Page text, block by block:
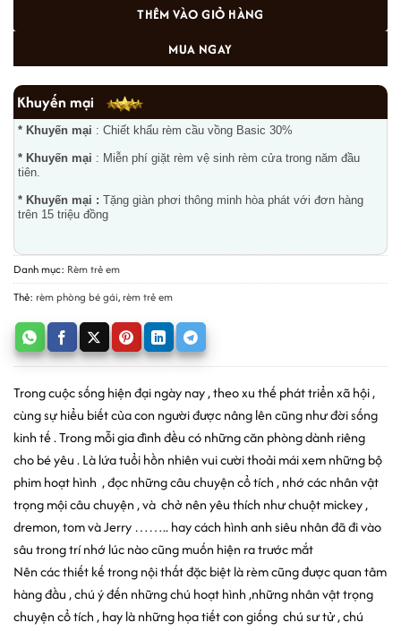
THÊM VÀO GIỎ HÀNG
MUA NGAY
Khuyến mại
* Khuyến mại : Chiết khấu rèm cầu vồng Basic 30%
* Khuyến mại : Miễn phí giặt rèm vệ sinh rèm cửa trong năm đầu
tiên.
* Khuyến mại : Tặng giàn phơi thông minh hòa phát với đơn hàng
trên 15 triệu đồng
Danh mục: Rèm trẻ em
Thẻ: rèm phòng bé gái,rèm trẻ em
Trong cuộc sống hiện đại ngày nay , theo xu thế phát triển xã hội ,
cùng sự hiểu biết của con người được nâng lên cũng như đời sống
kinh tế . Trong mỗi gia đình đều có những căn phòng dành riêng
cho bé yêu . Là lứa tuổi hồn nhiên vui cười thoải mái xem những bộ
phim hoạt hình , đọc những câu chuyện cổ tích , nhớ các nhân vật
trọng mội câu chuyện , và chở nên yêu thích như chuột mickey ,
dremon, tom và Jerry …….. hay cách hình anh siêu nhân đã đi vào
sâu trong trí nhớ lúc nào cũng muốn hiện ra trước mắt
Nên các thiết kế trong nội thất đặc biệt là rèm cũng được quan tâm
hàng đầu , chú ý đến những chú hoạt hình ,những nhân vật trọng
chuyện cổ tích , hay là những họa tiết con giống chú sư tử , chú